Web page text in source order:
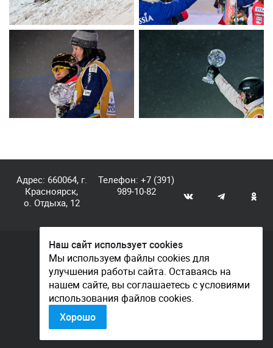
Адрес: 660064, г.
Красноярск,
о. Отдыха, 12
Телефон:+7 (391)
989-10-82
© КГАУ «Центр спортивной подготовки», 2026
Документы
Политика конфиденциальности
Контакты
Наш сайт использует cookies
Мы используем файлы cookies для
улучшения работы сайта. Оставаясь на
нашем сайте, вы соглашаетесь с условиями
использования файлов cookies.
Хорошо